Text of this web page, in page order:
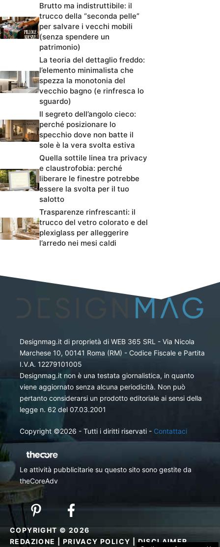
Brutto ma indistruttibile: il
trucco della “seconda pelle”
per salvare i vecchi mobili
(senza spendere un
patrimonio)
La teoria del dettaglio freddo:
l’elemento minimalista che
spezza la monotonia del
vecchio bagno (e rinfresca lo
sguardo)
Il segreto dell’angolo cieco:
perché posizionare lo
specchio dove non batte il
sole è la vera svolta estiva
Quella sottile linea tra privacy
e claustrofobia: perché
liberare le finestre potrebbe
essere la svolta per il tuo
salotto
Trasparenze rinfrescanti: il
trucco del vetro colorato e del
plexiglass per alleggerire
l’arredo nei mesi caldi
Designmag.it di proprietà di WEB 365 SRL - Via Nicola
Marchese 10, 00141 Roma (RM) - Codice Fiscale e Partita
I.V.A. 12279101005
Designmag.it non è una testata giornalistica, in quanto
viene aggiornato senza alcuna periodicità. Non può
pertanto considerarsi un prodotto editoriale ai sensi della
legge n. 62 del 07.03.2001
Copyright ©2026 - Tutti i diritti riservati - Contattaci
Le attività pubblicitarie su questo sito sono gestite da
theCoreAdv
COPYRIGHT © 2026
REDAZIONE
PRIVACY POLICY |DISCLAIMER